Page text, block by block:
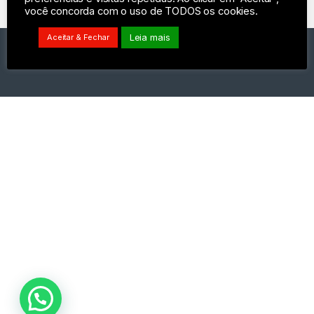
você concorda com o uso de TODOS os cookies.
Aceitar & Fechar Leia mais